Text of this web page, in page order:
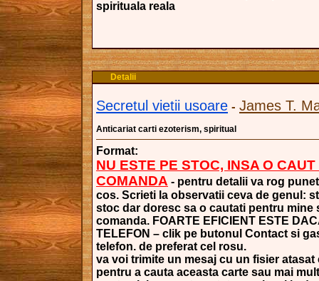
spirituala reala
Detalii
Secretul vietii usoare - James T.
Anticariat carti ezoterism, spiritual
Format:
NU ESTE PE STOC, INSA O
COMANDA - pentru detalii va rog
cos. Scrieti la observatii ceva de genul:
stoc dar doresc sa o cautati pentru mine
comanda. FOARTE EFICIENT ESTE
TELEFON – clik pe butonul Contact si
telefon. de preferat cel rosu.
va voi trimite un mesaj cu un fisier
pentru a cauta aceasta carte sau mai